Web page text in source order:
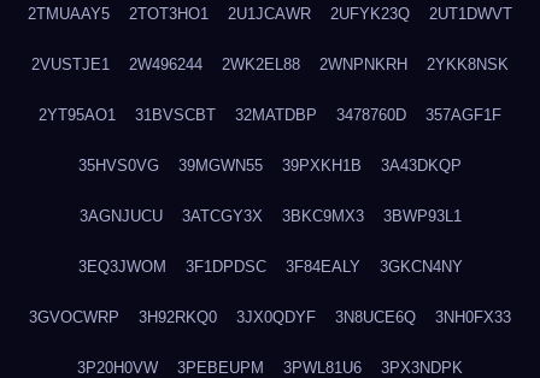
2TMUAAY5 2TOT3HO1 2U1JCAWR 2UFYK23Q 2UT1DWVT
2VUSTJE1 2W496244 2WK2EL88 2WNPNKRH 2YKK8NSK
2YT95AO1 31BVSCBT 32MATDBP 3478760D 357AGF1F
35HVS0VG 39MGWN55 39PXKH1B 3A43DKQP
3AGNJUCU 3ATCGY3X 3BKC9MX3 3BWP93L1
3EQ3JWOM 3F1DPDSC 3F84EALY 3GKCN4NY
3GVOCWRP 3H92RKQ0 3JX0QDYF 3N8UCE6Q 3NH0FX33
3P20H0VW 3PEBEUPM 3PWL81U6 3PX3NDPK